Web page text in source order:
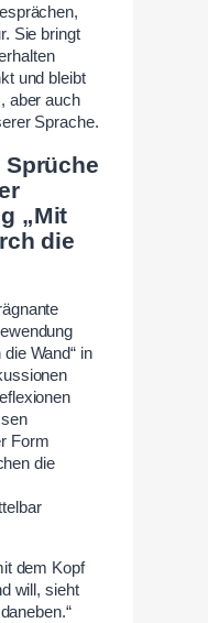
Sie bringt
und bleibt
aber auch
Sprache.
„Mit
die
Wand“ in
Form
die
dem Kopf
will, sieht